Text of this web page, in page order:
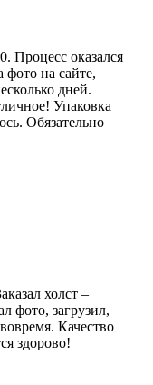
Процесс оказался
на сайте,
дней.
Упаковка
Обязательно
холст –
фото, загрузил,
Качество
здорово!